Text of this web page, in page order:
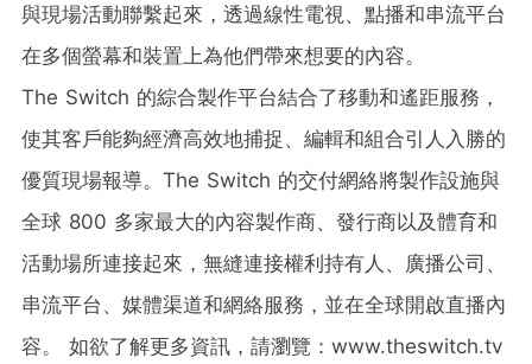
與現場活動聯繫起來，透過線性電視、點播和串流平台
在多個螢幕和裝置上為他們帶來想要的內容。
The Switch 的綜合製作平台結合了移動和遙距服務，
使其客戶能夠經濟高效地捕捉、編輯和組合引人入勝的
優質現場報導。The Switch 的交付網絡將製作設施與
全球 800 多家最大的內容製作商、發行商以及體育和
活動場所連接起來，無縫連接權利持有人、廣播公司、
串流平台、媒體渠道和網絡服務，並在全球開啟直播內
容。 如欲了解更多資訊，請瀏覽：www.theswitch.tv